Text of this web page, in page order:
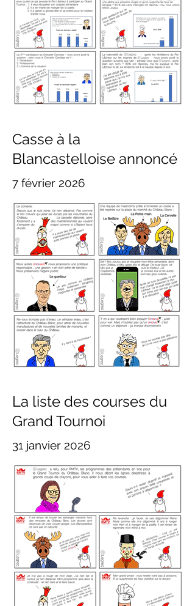
Casse à la
Blancastelloise annoncé
7 février 2026
La liste des courses du
Grand Tournoi
31 janvier 2026